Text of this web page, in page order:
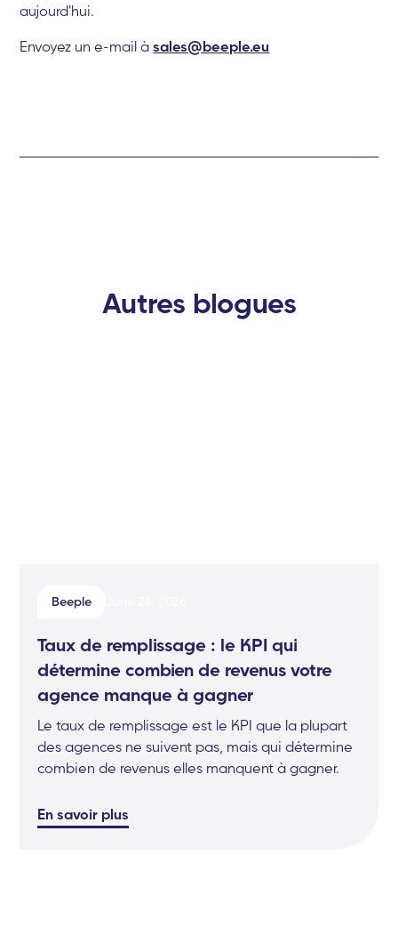
aujourd'hui.
Envoyez un e-mail àsales@beeple.eu
Autres blogues
Beeple
Taux de remplissage : le KPI qui
détermine combien de revenus votre
agence manque à gagner
Le taux de remplissage est le KPI que la plupart
des agences ne suivent pas, mais qui détermine
combien de revenus elles manquent à gagner.
En savoir plus